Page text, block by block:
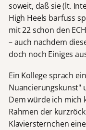
soweit, daß sie (lt.
High Heels barfuss
mit 22 schon den
– auch nachdem
doch noch Einiges
Ein Kollege sprach
Nuancierungskunst"
Dem würde ich mich
Rahmen der
Klaviersternchen